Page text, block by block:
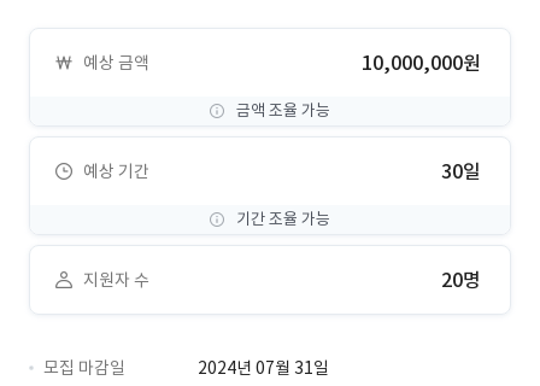
예상 금액 10,000,000원
금액 조율 가능
예상 기간 30일
기간 조율 가능
지원자 수 20명
모집 마감일
2024년 07월 31일